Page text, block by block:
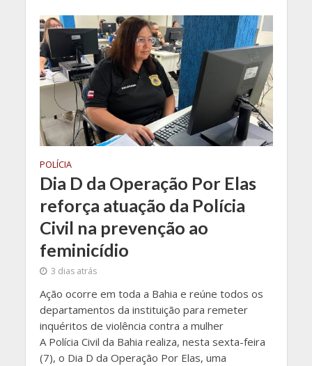
POLÍCIA
Dia D da Operação Por Elas
reforça atuação da Polícia
Civil na prevenção ao
feminicídio
3 dias atrás
Ação ocorre em toda a Bahia e reúne todos os
departamentos da instituição para remeter
inquéritos de violência contra a mulher
A Polícia Civil da Bahia realiza, nesta sexta-feira
(7), o Dia D da Operação Por Elas, uma